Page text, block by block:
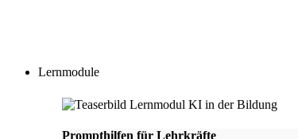
Lernmodule
Prompthilfen für Lehrkräfte